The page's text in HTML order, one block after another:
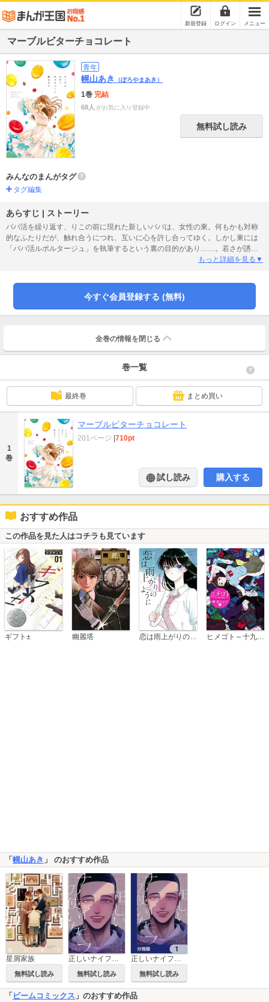
新規登録 ログイン メニュー
マーブルビターチョコレート
青年
幌山あき （ぽろやまあき）
1巻 完結
68人 がお気に入り登録中
無料試し読み
みんなのまんがタグ
タグ編集
あらすじ | ストーリー
パパ活を繰り返す、りこの前に現れた新しいパパは、女性の東。何もかも対称
的なふたりだが、触れ合うにつれ、互いに心を許し合ってゆく。しかし東には
「パパ活ルポルタージュ」を執筆するという裏の目的があり……。若さが誘う
生と死、そして恋の物語。pixivで大きな話題を呼んだ作品が、全ページ大幅加
もっと詳細を見る▼
今すぐ会員登録する (無料)
全巻の情報を 閉じる
巻一覧
最終巻 まとめ買い
1
巻
マーブルビターチョコレート
201ページ |710pt
試し読み 購入する
おすすめ作品
この作品を見た人はコチラも見ています
ギフト± 幽麗塔 ヒメゴト～十九歳の制服～
「幌山あき 」 のおすすめ作品
星屑家族
無料試し読み
正しいナイフの使い方
無料試し読み
正しいナイフの使い方【分冊版】
無料試し読み
「 ビームコミックス 」のおすすめ作品